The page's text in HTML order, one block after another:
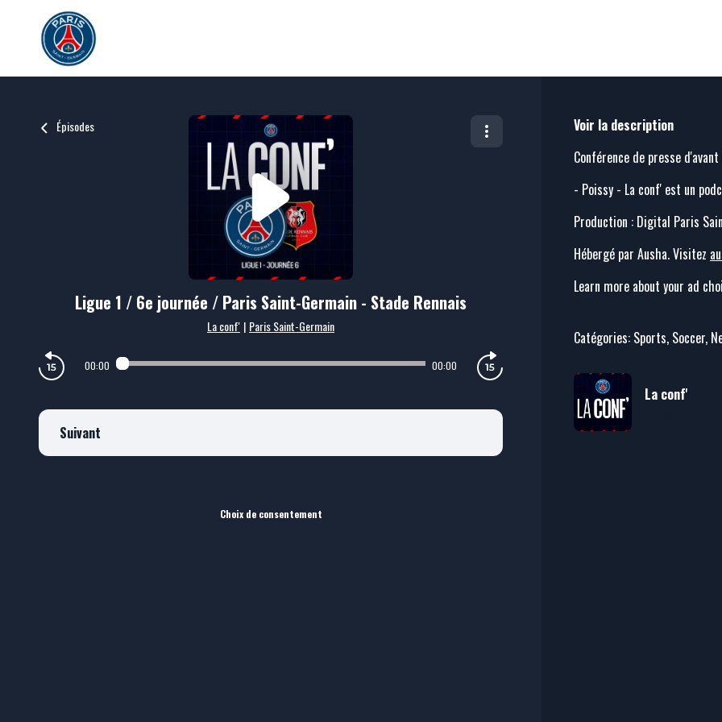
Épisodes
Ligue 1 / 6e journée / Paris Saint-Germain - Stade Rennais
La conf' | Paris Saint-Germain
00:00 00:00
Suivant
Choix de consentement
Voir la description
Conférence de presse
- Poissy - La conf' est un
Production : Digital Paris
Hébergé par Ausha. Visitez
Learn more about your ad
Catégories: Sports, Soccer,
La conf'